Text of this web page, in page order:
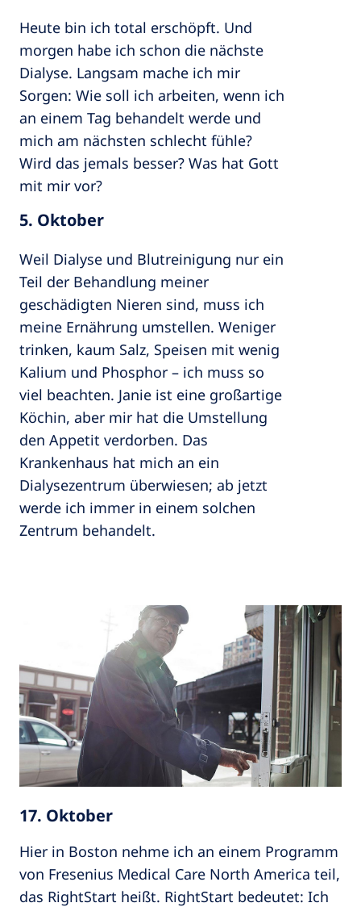
Heute bin ich total erschöpft. Und
morgen habe ich schon die nächste
Dialyse. Langsam mache ich mir
Sorgen: Wie soll ich arbeiten, wenn ich
an einem Tag behandelt werde und
mich am nächsten schlecht fühle?
Wird das jemals besser? Was hat Gott
mit mir vor?
5. Oktober
Weil Dialyse und Blutreinigung nur ein
Teil der Behandlung meiner
geschädigten Nieren sind, muss ich
meine Ernährung umstellen. Weniger
trinken, kaum Salz, Speisen mit wenig
Kalium und Phosphor – ich muss so
viel beachten. Janie ist eine großartige
Köchin, aber mir hat die Umstellung
den Appetit verdorben. Das
Krankenhaus hat mich an ein
Dialysezentrum überwiesen; ab jetzt
werde ich immer in einem solchen
Zentrum behandelt.
17. Oktober
Hier in Boston nehme ich an einem Programm
von Fresenius Medical Care North America teil,
das RightStart heißt. RightStart bedeutet: Ich